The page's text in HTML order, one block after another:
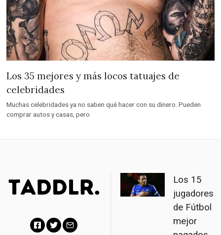
Los 35 mejores y más locos tatuajes de
celebridades
Muchas celebridades ya no saben qué hacer con su dinero. Pueden
comprar autos y casas, pero
Los 15
jugadores
de Fútbol
mejor